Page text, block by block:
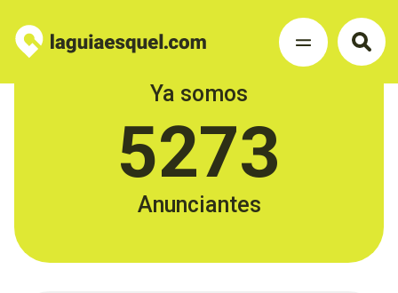
Ya somos
5273
Anunciantes